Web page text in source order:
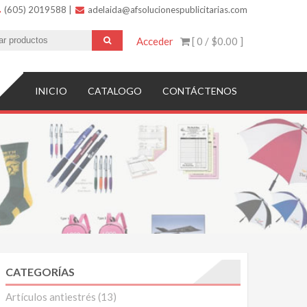
(605) 2019588 adelaida@afsolucionespublicitarias.com
[ 0 / $0.00 ]
Acceder
INICIO CATALOGO CONTÁCTENOS
CATEGORÍAS
Artículos antiestrés (13)